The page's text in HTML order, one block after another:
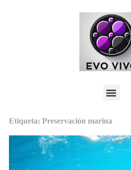
Etiqueta: Preservación marina